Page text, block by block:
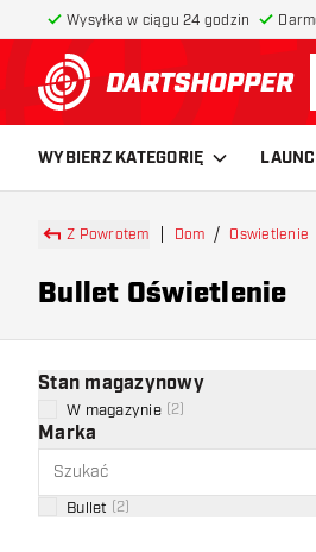
Wysyłka w ciągu 24 godzin
powrót do
WYBIERZ KATEGORIĘ
Z Powrotem Dom Oswietlenie
Bullet Oświetlenie
Stan magazynowy
W magazynie 2
Marka
Bullet 2